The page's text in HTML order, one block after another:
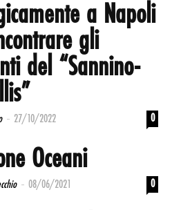
a Napoli
gli
del “Sannino-
- 27/10/2022 0
Oceani
- 08/06/2021 0